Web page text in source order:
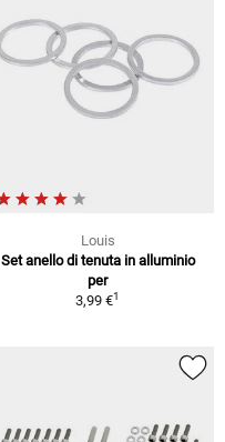
Louis
Set anello di tenuta in alluminio
per
3,99 €1